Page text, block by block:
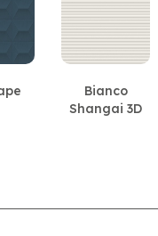
Bianco
Shangai 3D